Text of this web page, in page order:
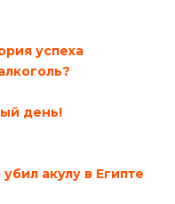
успеха
день!
акулу в Египте